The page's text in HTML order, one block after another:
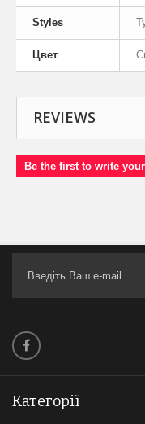
Styles
Цвет
REVIEWS
Be the first to write
Категорії